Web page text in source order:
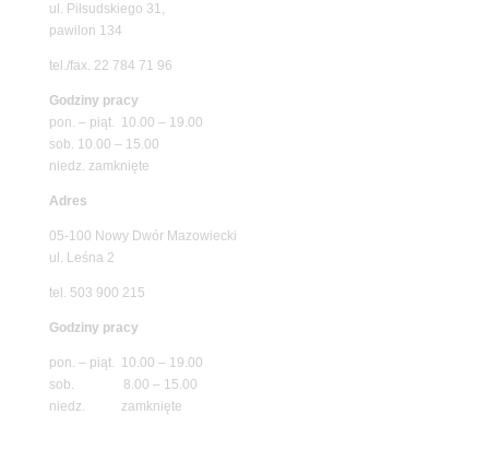
ul. Piłsudskiego 31,
pawilon 134
tel./fax. 22 784 71 96
Godziny pracy
pon. – piąt. 10.00 – 19.00
sob. 10.00 – 15.00
niedz. zamknięte
Adres
05-100 Nowy Dwór Mazowiecki
ul. Leśna 2
tel. 503 900 215
Godziny pracy
pon. – piąt. 10.00 – 19.00
sob. 8.00 – 15.00
niedz. zamknięte